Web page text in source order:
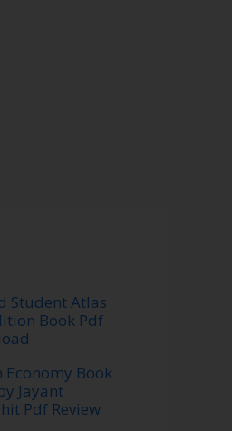
Student Atlas
Book Pdf
Economy Book
Jayant
Pdf Review